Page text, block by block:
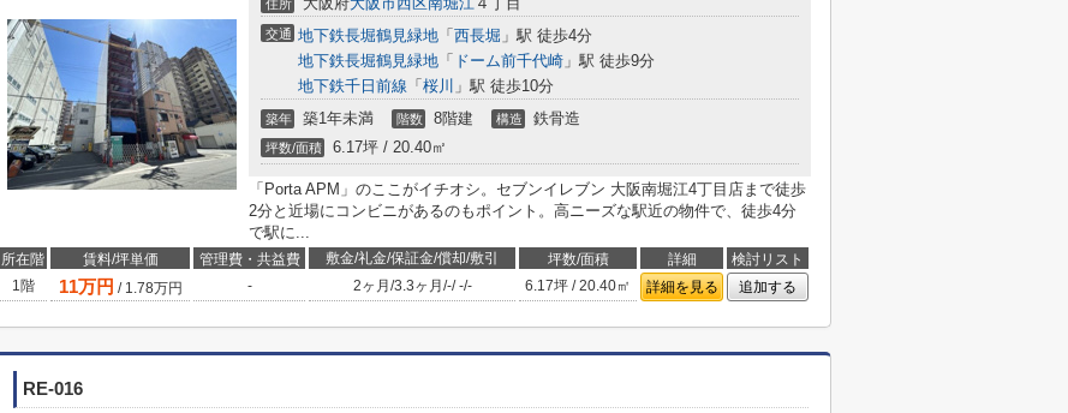
住所
交通 地下鉄長堀鶴見緑地 「 西長堀 」駅 徒歩4分
地下鉄長堀鶴見緑地 「 ドーム前千代崎 」駅 徒歩9分
地下鉄千日前線 「 桜川 」駅 徒歩10分
築年 築1年未満 階数 8階建 構造 鉄骨造
坪数/面積 6.17坪 / 20.40㎡
「Porta APM」のここがイチオシ。セブンイレブン 大阪南堀江4丁目店まで徒歩
2分と近場にコンビニがあるのもポイント。高ニーズな駅近の物件で、徒歩4分
で駅に...
所在階 賃料/坪単価 管理費・共益費 敷金/礼金/保証金/償却/敷引 坪数/面積 詳細
検討リスト
1階
11万円 / 1.78万円 - 2ヶ月 /3.3ヶ月 /-/-/- 6.17坪 / 20.40㎡ 詳細を見る 追加する
RE-016